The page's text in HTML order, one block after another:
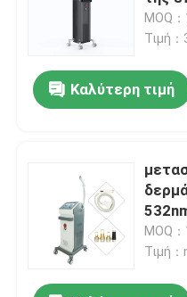
με
MOQ：
Τιμή
Καλύτερη τιμή
MOQ
Τιμή